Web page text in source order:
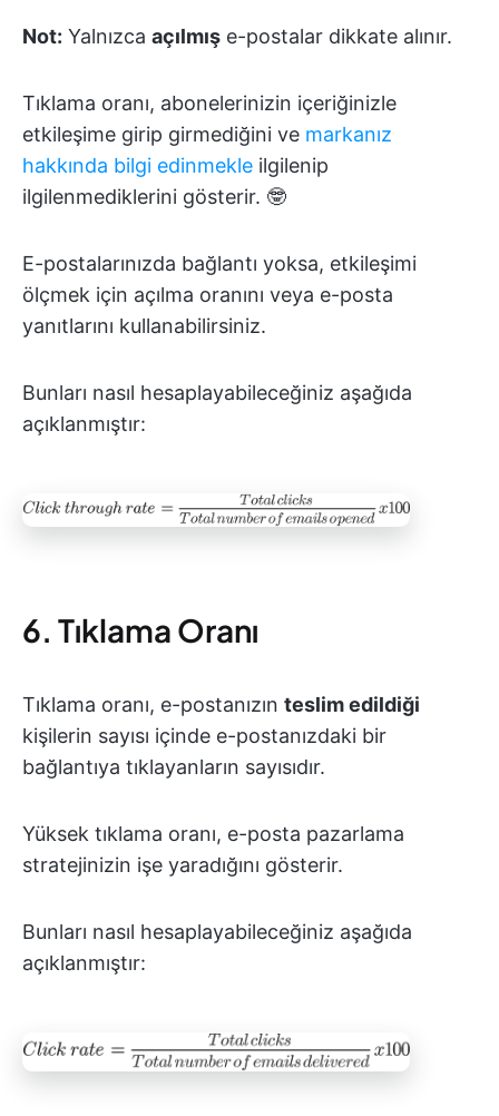
Not: Yalnızca açılmış e-postalar dikkate alınır.
Tıklama oranı, abonelerinizin içeriğinizle
etkileşime girip girmediğini ve markanız
hakkında bilgi edinmekle ilgilenip
ilgilenmediklerini gösterir. 🤓
E-postalarınızda bağlantı yoksa, etkileşimi
ölçmek için açılma oranını veya e-posta
yanıtlarını kullanabilirsiniz.
Bunları nasıl hesaplayabileceğiniz aşağıda
açıklanmıştır:
6. Tıklama Oranı
Tıklama oranı, e-postanızın teslim edildiği
kişilerin sayısı içinde e-postanızdaki bir
bağlantıya tıklayanların sayısıdır.
Yüksek tıklama oranı, e-posta pazarlama
stratejinizin işe yaradığını gösterir.
Bunları nasıl hesaplayabileceğiniz aşağıda
açıklanmıştır: